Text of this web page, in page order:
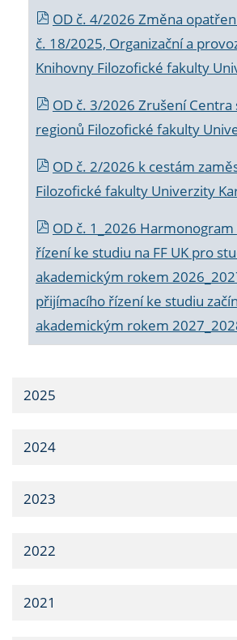
OD č. 4/2026 Změna
č. 18/2025, Organizační a
Knihovny Filozofické fakulty
OD č. 3/2026 Zrušení
regionů Filozofické fakulty
OD č. 2/2026 k cestám
Filozofické fakulty Univerzity
OD č. 1_2026
řízení ke studiu na FF UK pro
akademickým rokem
přijímacího řízení ke studiu
akademickým rokem
2025
2024
2023
2022
2021